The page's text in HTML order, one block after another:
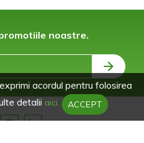
noastre.
acordul pentru folosirea
detalii aici. ACCEPT